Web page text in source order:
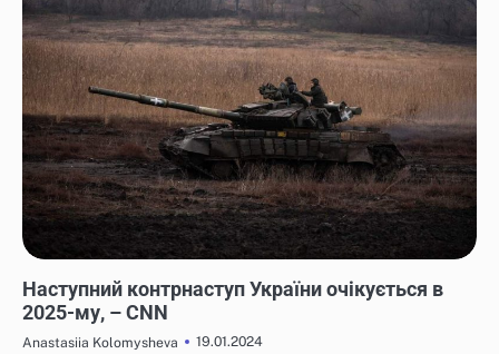
Наступний контрнаступ України очікується в
2025-му, – CNN
Anastasiia Kolomysheva
19.01.2024